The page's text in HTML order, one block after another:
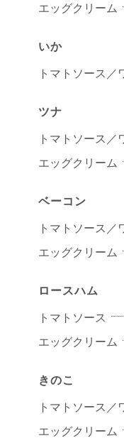
エッグクリーム
いか
トマトソース
ツナ
トマトソース
エッグクリーム
ベーコン
トマトソース／
エッグクリーム
ロースハム
トマトソース
エッグクリーム
きのこ
トマトソース
エッグクリーム